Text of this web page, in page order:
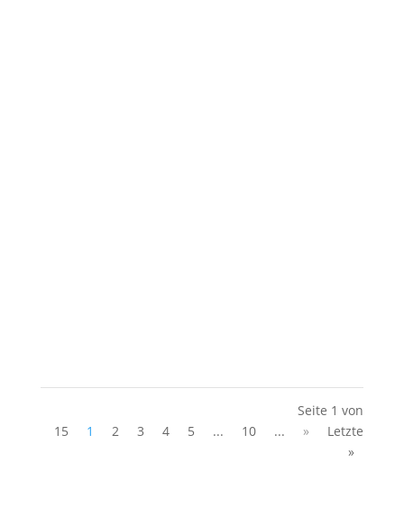
Seite 1 von
15
1 2 3 4 5 ... 10 ... »
Letzte
»